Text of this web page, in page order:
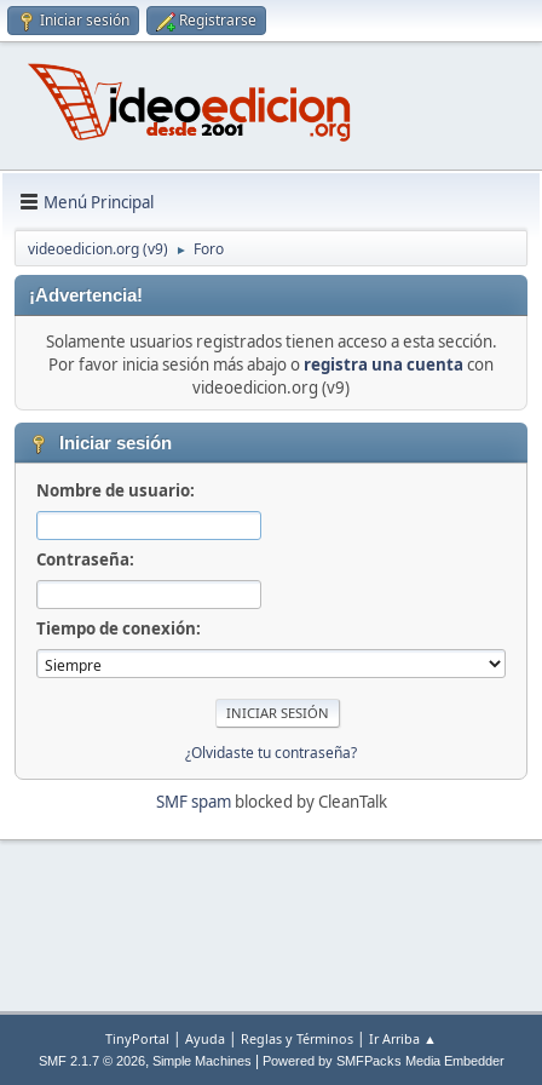
Iniciar sesión Registrarse
Menú Principal
videoedicion.org (v9) ► Foro
¡Advertencia!
Solamente usuarios registrados tienen acceso a esta sección.
Por favor inicia sesión más abajo o registra una cuenta con
videoedicion.org (v9)
Iniciar sesión
Nombre de usuario:
Contraseña:
Tiempo de conexión:
¿Olvidaste tu contraseña?
SMF spamblocked by CleanTalk
TinyPortal | Ayuda | Reglas y Términos | Ir Arriba ▲
SMF 2.1.7 © 2026, Simple Machines Powered by SMFPacks Media Embedder